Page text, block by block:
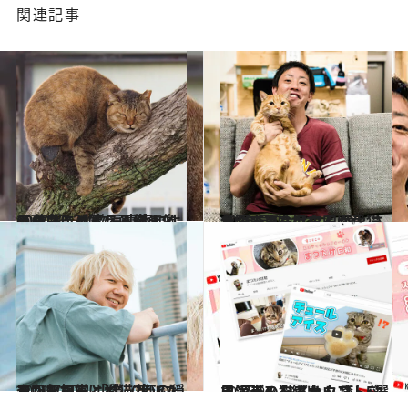
関連記事
2020.10.25
【クスっと笑える猫画像60枚超】 動物写真家による面白にゃんこ画像まとめ
ライフスタイル 2021.6.17
「“会長”は相方よりもザ・森東なヤツ」 愛しさ全開！さらば森田が愛猫を語る
カルチャー
2021.7.17
三四郎相田と愛猫2匹の穏やかな日常 「僕、犬派だったんですけど...(笑)」
カルチャー 2021.9.2
ツンデレなギャップに“沼”る人続出！ 癒し効果満点の猫アカウント5選
ライフスタイル